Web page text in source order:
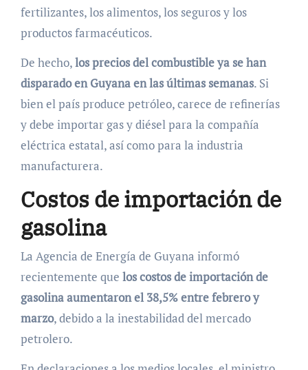
fertilizantes, los alimentos, los seguros y los
productos farmacéuticos.
De hecho,los precios del combustible ya se han
disparado en Guyana en las últimas semanas. Si
bien el país produce petróleo, carece de refinerías
y debe importar gas y diésel para la compañía
eléctrica estatal, así como para la industria
manufacturera.
Costos de importación de
gasolina
La Agencia de Energía de Guyana informó
recientemente que los costos de importación de
gasolina aumentaron el 38,5% entre febrero y
marzo, debido a la inestabilidad del mercado
petrolero.